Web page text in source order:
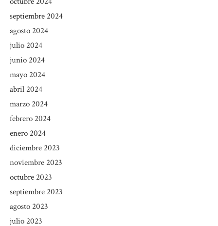
septiembre 2024
agosto 2024
julio 2024
junio 2024
mayo 2024
abril 2024
marzo 2024
febrero 2024
enero 2024
diciembre 2023
noviembre 2023
octubre 2023
septiembre 2023
agosto 2023
julio 2023